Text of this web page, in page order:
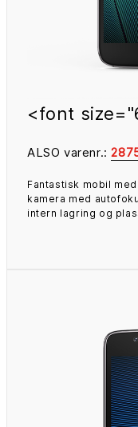
<font
ALSO varenr.:
Fantastisk mobil
kamera med
intern lagring og